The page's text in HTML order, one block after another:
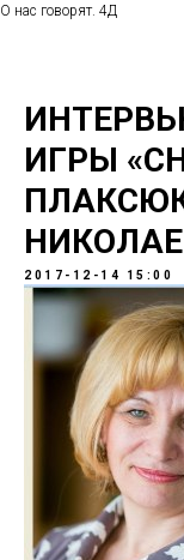
О нас говорят. 4Д
ИГРЫ
2017-12-14 15:00